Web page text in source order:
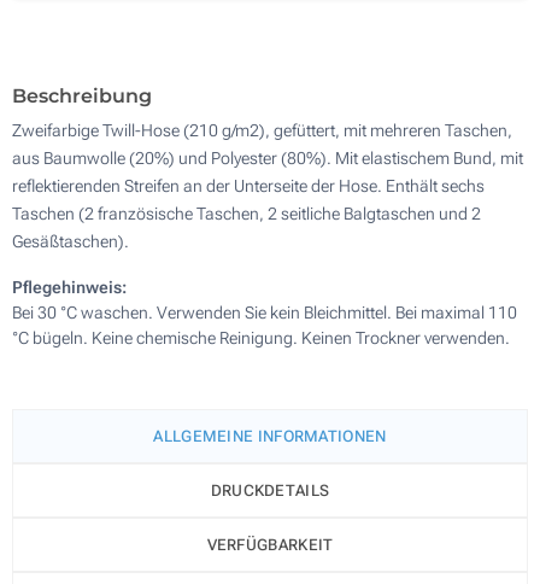
Beschreibung
Zweifarbige Twill-Hose (210 g/m2), gefüttert, mit mehreren Taschen,
aus Baumwolle (20%) und Polyester (80%). Mit elastischem Bund, mit
reflektierenden Streifen an der Unterseite der Hose. Enthält sechs
Taschen (2 französische Taschen, 2 seitliche Balgtaschen und 2
Gesäßtaschen).
Pflegehinweis:
Bei 30 °C waschen. Verwenden Sie kein Bleichmittel. Bei maximal 110
°C bügeln. Keine chemische Reinigung. Keinen Trockner verwenden.
ALLGEMEINE INFORMATIONEN
DRUCKDETAILS
VERFÜGBARKEIT